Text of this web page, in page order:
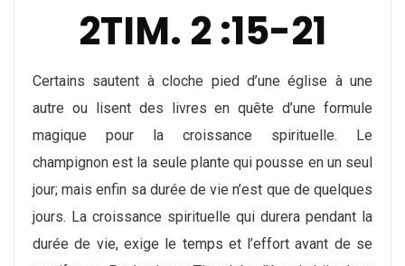
2TIM. 2 :15-21
Certains sautent à cloche pied d’une église à une
autre ou lisent des livres en quête d’une formule
magique pour la croissance spirituelle. Le
champignon est la seule plante qui pousse en un seul
jour; mais enfin sa durée de vie n’est que de quelques
jours. La croissance spirituelle qui durera pendant la
durée de vie, exige le temps et l’effort avant de se